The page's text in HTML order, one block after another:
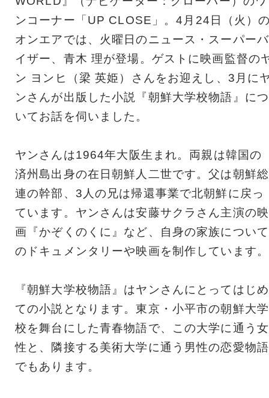
ンコーナー「UP CLOSE」。4月24日（火）
オンエアでは、火曜日のニュース・スーパーバ
イザー、青木 理が登場。ゲストに映画監督の
ン ヨンヒ（梁 英姫）さんをお迎えし、3月に
ンさんが出版した小説『朝鮮大学校物語』につ
いてお話を伺いました。
ヤンさんは1964年大阪生まれ。両親は韓国の
済州島出身の在日朝鮮人二世です。父は朝鮮総
連の幹部、3人の兄は帰還事業で北朝鮮に戻っ
ています。ヤンさんは安藤サクラさん主演の映
画『かぞくのくに』など、自身の家族について
のドキュメンタリーや映画を制作しています。
『朝鮮大学校物語』はヤンさんにとってはじめ
ての小説となります。東京・小平市の朝鮮大学
校を舞台にした青春物語で、この大学に通う女
性と、隣接する美術大学に通う男性の恋愛物語
でもあります。